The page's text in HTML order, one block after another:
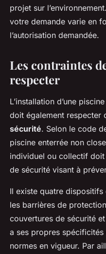
projet sur
votre demande varie en
l’autorisation demandée.
Les contraintes
respecter
L’installation d’une
doit également respecter
sécurité. Selon le code
piscine enterrée non
individuel ou collectif
de sécurité visant à
Il existe quatre
les barrières de
couvertures de sécurité
a ses propres
normes en vigueur. Par